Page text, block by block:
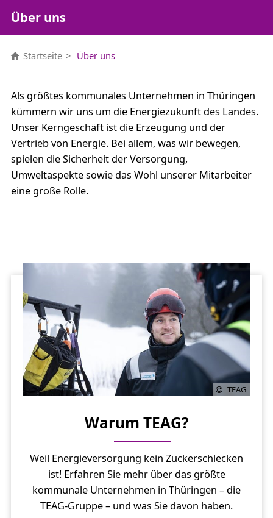
Über uns
Startseite Über uns
Als größtes kommunales Unternehmen in Thüringen
kümmern wir uns um die Energiezukunft des Landes.
Unser Kerngeschäft ist die Erzeugung und der
Vertrieb von Energie. Bei allem, was wir bewegen,
spielen die Sicherheit der Versorgung,
Umweltaspekte sowie das Wohl unserer Mitarbeiter
eine große Rolle.
TEAG
Warum TEAG?
Weil Energieversorgung kein Zuckerschlecken
ist! Erfahren Sie mehr über das größte
kommunale Unternehmen in Thüringen – die
TEAG-Gruppe – und was Sie davon haben.